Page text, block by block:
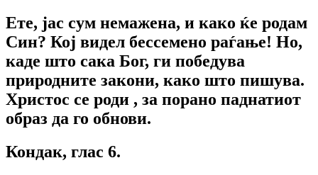
Ете, јас сум немажена, и како ќе родам
Син? Кој видел бессемено раѓање! Но,
каде што сака Бог, ги победува
природните закони, како што пишува.
Христос се роди , за порано паднатиот
образ да го обнови.
Кондак, глас 6.